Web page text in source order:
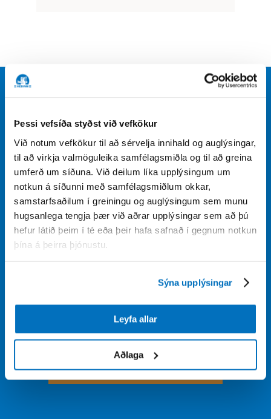
Þessi vefsíða styðst við vefkökur
Við notum vefkökur til að sérvelja innihald og auglýsingar,
til að virkja valmöguleika samfélagsmiðla og til að greina
umferð um síðuna. Við deilum líka upplýsingum um
notkun á síðunni með samfélagsmiðlum okkar,
samstarfsaðilum í greiningu og auglýsingum sem munu
hugsanlega tengja þær við aðrar upplýsingar sem að þú
hefur látið þeim í té eða þeir hafa safnað í gegnum notkun
þína á þeirra þjónustu.
Sýna upplýsingar
Leyfa allar
Aðlaga
Send us a message
Fill out the form
SEND